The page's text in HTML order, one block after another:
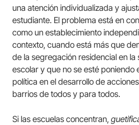
una atención individualizada y
estudiante. El problema está en
como un establecimiento
contexto, cuando está más que
de la segregación residencial en la
escolar y que no se esté poniendo
política en el desarrollo de
barrios de todos y para todos.
Si las escuelas concentran,